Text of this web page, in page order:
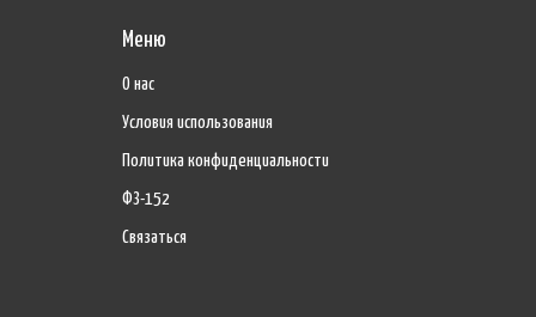
Меню
О нас
Условия использования
Политика конфиденциальности
ФЗ-152
Связаться